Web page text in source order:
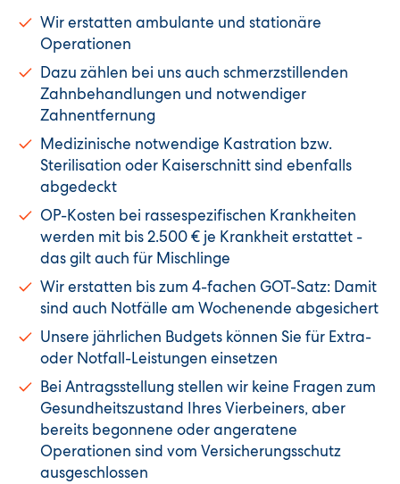
Wir erstatten ambulante und stationäre
Operationen
Dazu zählen bei uns auch schmerzstillenden
Zahnbehandlungen und notwendiger
Zahnentfernung
Medizinische notwendige Kastration bzw.
Sterilisation oder Kaiserschnitt sind ebenfalls
abgedeckt
OP-Kosten bei rassespezifischen Krankheiten
werden mit bis 2.500 € je Krankheit erstattet -
das gilt auch für Mischlinge
Wir erstatten bis zum 4-fachen GOT-Satz: Damit
sind auch Notfälle am Wochenende abgesichert
Unsere jährlichen Budgets können Sie für Extra-
oder Notfall-Leistungen einsetzen
Bei Antragsstellung stellen wir keine Fragen zum
Gesundheitszustand Ihres Vierbeiners, aber
bereits begonnene oder angeratene
Operationen sind vom Versicherungsschutz
ausgeschlossen